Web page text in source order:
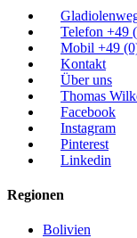
Telefon +49
Mobil +49
Kontakt
Über uns
Thomas
Facebook
Instagram
Pinterest
Linkedin
Regionen
Bolivien